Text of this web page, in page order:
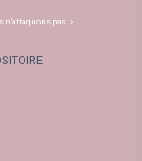
n'attaquons pas. »